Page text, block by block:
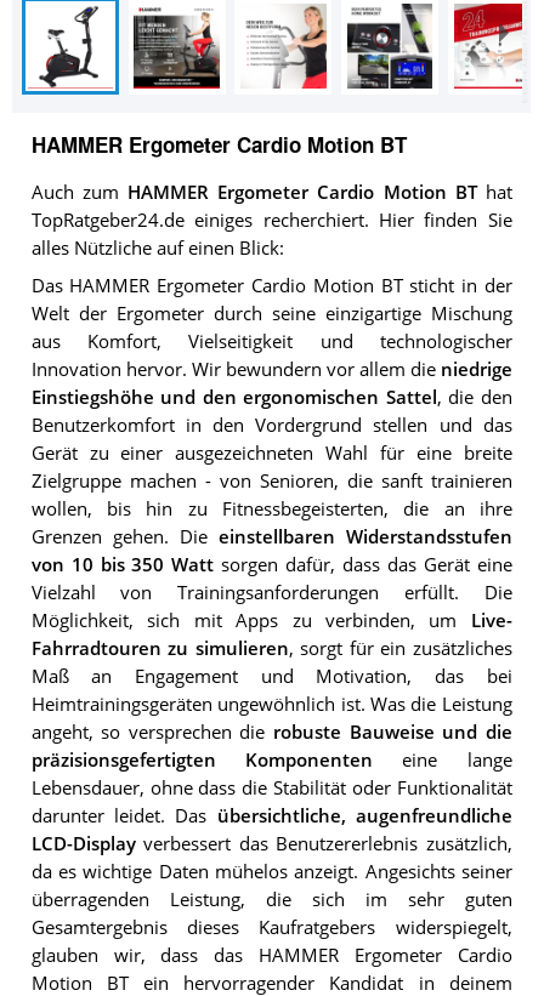
HAMMER Ergometer Cardio Motion BT
Auch zum HAMMER Ergometer Cardio Motion BThat
TopRatgeber24.de einiges recherchiert. Hier finden Sie
alles Nützliche auf einen Blick:
Das HAMMER Ergometer Cardio Motion BT sticht in der
Welt der Ergometer durch seine einzigartige Mischung
aus Komfort, Vielseitigkeit und technologischer
Innovation hervor. Wir bewundern vor allem die niedrige
Einstiegshöhe und den ergonomischen Sattel, die den
Benutzerkomfort in den Vordergrund stellen und das
Gerät zu einer ausgezeichneten Wahl für eine breite
Zielgruppe machen - von Senioren, die sanft trainieren
wollen, bis hin zu Fitnessbegeisterten, die an ihre
Grenzen gehen. Die einstellbaren Widerstandsstufen
von 10 bis 350 Watt sorgen dafür, dass das Gerät eine
Vielzahl von Trainingsanforderungen erfüllt. Die
Möglichkeit, sich mit Apps zu verbinden, um Live-
Fahrradtouren zu simulieren, sorgt für ein zusätzliches
Maß an Engagement und Motivation, das bei
Heimtrainingsgeräten ungewöhnlich ist. Was die Leistung
angeht, so versprechen die robuste Bauweise und die
präzisionsgefertigten Komponenten eine lange
Lebensdauer, ohne dass die Stabilität oder Funktionalität
darunter leidet. Das übersichtliche, augenfreundliche
LCD-Displayverbessert das Benutzererlebnis zusätzlich,
da es wichtige Daten mühelos anzeigt. Angesichts seiner
überragenden Leistung, die sich im sehr guten
Gesamtergebnis dieses Kaufratgebers widerspiegelt,
glauben wir, dass das HAMMER Ergometer Cardio
Motion BT ein hervorragender Kandidat in deinem